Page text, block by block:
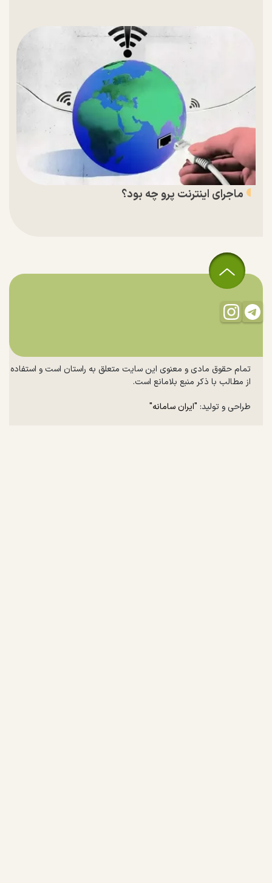
ماجرای اینترنت پرو چه بود؟
تمام حقوق مادی و معنوی این سایت متعلق به راستان است و استفاده
از مطالب با ذکر منبع بلامانع است.
طراحی و تولید: "ایران سامانه"